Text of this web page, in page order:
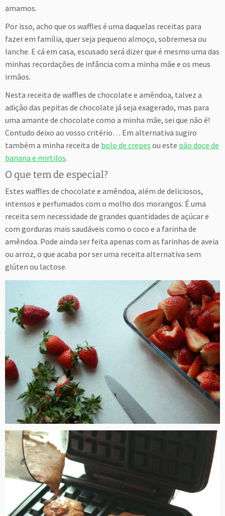
amamos.
Por isso, acho que os waffles é uma daquelas receitas para
fazer em família, quer seja pequeno almoço, sobremesa ou
lanche. E cá em casa, escusado será dizer que é mesmo uma das
minhas recordações de infância com a minha mãe e os meus
irmãos.
Nesta receita de waffles de chocolate e amêndoa, talvez a
adição das pepitas de chocolate já seja exagerado, mas para
uma amante de chocolate como a minha mãe, sei que não é!
Contudo deixo ao vosso critério… Em alternativa sugiro
também a minha receita de bolo de crepes ou este pão doce de
banana e mirtilos.
O que tem de especial?
Estes waffles de chocolate e amêndoa, além de deliciosos,
intensos e perfumados com o molho dos morangos. É uma
receita sem necessidade de grandes quantidades de açúcar e
com gorduras mais saudáveis como o coco e a farinha de
amêndoa. Pode ainda ser feita apenas com as farinhas de aveia
ou arroz, o que acaba por ser uma receita alternativa sem
glúten ou lactose.